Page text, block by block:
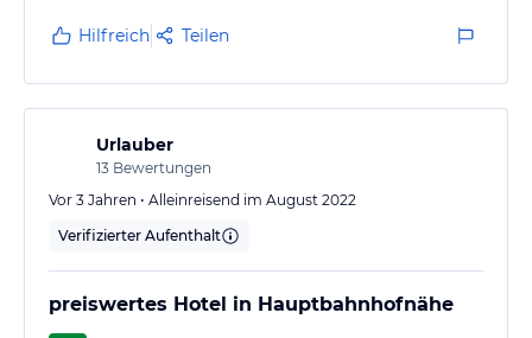
Hilfreich Teilen
Urlauber
13 Bewertungen
Vor 3 Jahren • Alleinreisend im August 2022
Verifizierter Aufenthalt
preiswertes Hotel in Hauptbahnhofnähe